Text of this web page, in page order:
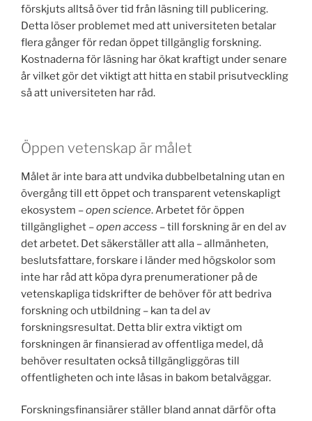
förskjuts alltså över tid från läsning till publicering.
Detta löser problemet med att universiteten betalar
flera gånger för redan öppet tillgänglig forskning.
Kostnaderna för läsning har ökat kraftigt under senare
år vilket gör det viktigt att hitta en stabil prisutveckling
så att universiteten har råd.
Öppen vetenskap är målet
Målet är inte bara att undvika dubbelbetalning utan en
övergång till ett öppet och transparent vetenskapligt
ekosystem –open science. Arbetet för öppen
tillgänglighet –open access – till forskning är en del av
det arbetet. Det säkerställer att alla – allmänheten,
beslutsfattare, forskare i länder med högskolor som
inte har råd att köpa dyra prenumerationer på de
vetenskapliga tidskrifter de behöver för att bedriva
forskning och utbildning – kan ta del av
forskningsresultat. Detta blir extra viktigt om
forskningen är finansierad av offentliga medel, då
behöver resultaten också tillgängliggöras till
offentligheten och inte låsas in bakom betalväggar.
Forskningsfinansiärer ställer bland annat därför ofta